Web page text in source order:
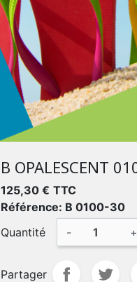
B OPALESCENT
125,30 € TTC
Référence: B 0100-30
Quantité
- +
Partager